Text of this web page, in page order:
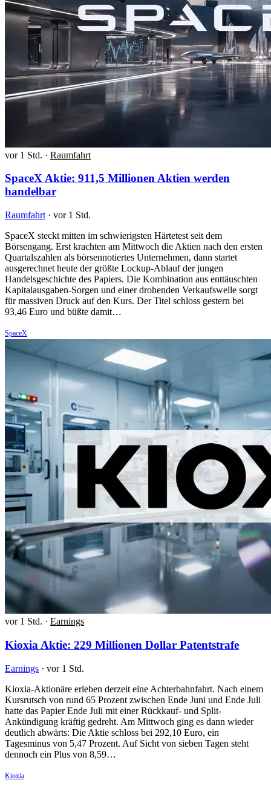
vor 1 Std. · Raumfahrt
SpaceX Aktie: 911,5 Millionen Aktien werden
handelbar
Raumfahrt · vor 1 Std.
SpaceX steckt mitten im schwierigsten Härtetest seit dem
Börsengang. Erst krachten am Mittwoch die Aktien nach den ersten
Quartalszahlen als börsennotiertes Unternehmen, dann startet
ausgerechnet heute der größte Lockup-Ablauf der jungen
Handelsgeschichte des Papiers. Die Kombination aus enttäuschten
Kapitalausgaben-Sorgen und einer drohenden Verkaufswelle sorgt
für massiven Druck auf den Kurs. Der Titel schloss gestern bei
93,46 Euro und büßte damit…
SpaceX
vor 1 Std. · Earnings
Kioxia Aktie: 229 Millionen Dollar Patentstrafe
Earnings · vor 1 Std.
Kioxia-Aktionäre erleben derzeit eine Achterbahnfahrt. Nach einem
Kursrutsch von rund 65 Prozent zwischen Ende Juni und Ende Juli
hatte das Papier Ende Juli mit einer Rückkauf- und Split-
Ankündigung kräftig gedreht. Am Mittwoch ging es dann wieder
deutlich abwärts: Die Aktie schloss bei 292,10 Euro, ein
Tagesminus von 5,47 Prozent. Auf Sicht von sieben Tagen steht
dennoch ein Plus von 8,59…
Kioxia